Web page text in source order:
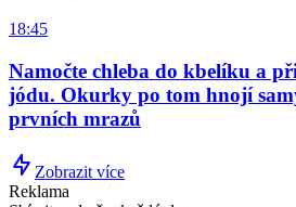
18:45
Namočte chleba do kbelíku a
jódu. Okurky po tom hnojí
prvních mrazů
Zobrazit více
Reklama